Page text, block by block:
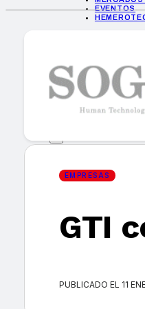
EVENTOS
GUÍA DE
NUEVOS
CONSEJOS
MERCADOS Y
HEMEROTECA
EMPRESAS
GTI
PUBLICADO EL 11